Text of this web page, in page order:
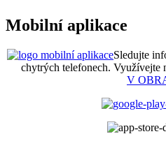
Mobilní aplikace
Sledujte
chytrých telefonech. Využívejte
V